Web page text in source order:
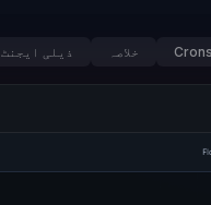
ذیلی ایجنٹ خلاصہ Crons